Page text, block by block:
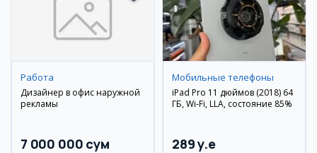
Работа
Дизайнер в офис наружной
рекламы
7 000 000 сум
Мобильные телефоны
iPad Pro 11 дюймов (2018) 64
ГБ, Wi-Fi, LLA, состояние 85%
289 y.e